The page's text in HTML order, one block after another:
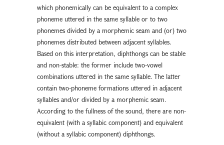
which phonemically can be equivalent to a complex
phoneme uttered in the same syllable or to two
phonemes divided by a morphemic seam and (or) two
phonemes distributed between adjacent syllables.
Based on this interpretation, diphthongs can be stable
and non-stable: the former include two-vowel
combinations uttered in the same syllable. The latter
contain two-phoneme formations uttered in adjacent
syllables and/or divided by a morphemic seam.
According to the fullness of the sound, there are non-
equivalent (with a syllabic component) and equivalent
(without a syllabic component) diphthongs.